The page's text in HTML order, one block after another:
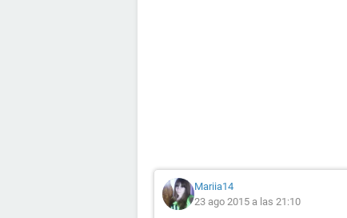
Mariia14
23 ago 2015 a las 21:10